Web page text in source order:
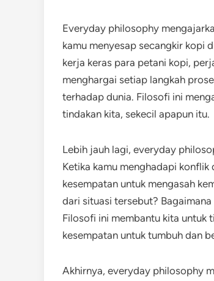
Everyday philosophy
kamu menyesap secangkir kopi
kerja keras para petani kopi,
menghargai setiap langkah
terhadap dunia. Filosofi ini
tindakan kita, sekecil apapun itu.
Lebih jauh lagi, everyday
Ketika kamu menghadapi
kesempatan untuk mengasah
dari situasi tersebut?
Filosofi ini membantu kita untuk
kesempatan untuk tumbuh dan
Akhirnya, everyday philosophy